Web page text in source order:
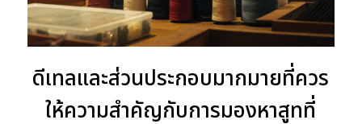
ดีเทลและส่วนประกอบมากมายที่ควร
ให้ความสำคัญกับการมองหาสูทที่